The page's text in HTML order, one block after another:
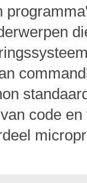
code